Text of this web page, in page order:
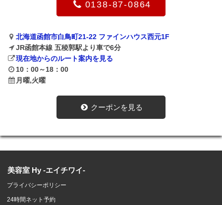
0138-87-0864
北海道函館市白鳥町21-22 ファインハウス西元1F
JR函館本線 五稜郭駅より車で6分
現在地からのルート案内を見る
10：00～18：00
月曜,火曜
クーポンを見る
美容室 Hy -エイチワイ-
プライバシーポリシー
24時間ネット予約